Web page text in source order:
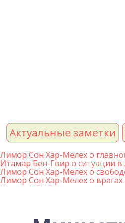
Актуальные заметки
Лимор Сон Хар-Мелех о
Итамар Бен-Гвир о ситуации в
Лимор Сон Хар-Мелех о
Лимор Сон Хар-Мелех о врагах
Клятва ИГИЛ